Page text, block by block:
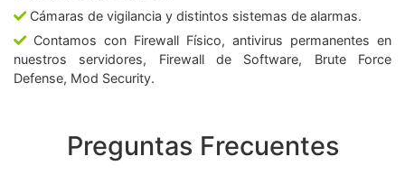
Cámaras de vigilancia y distintos sistemas de alarmas.
Contamos con Firewall Físico, antivirus permanentes en
nuestros servidores, Firewall de Software, Brute Force
Defense, Mod Security.
Preguntas Frecuentes